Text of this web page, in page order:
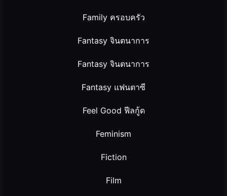
Family ครอบครัว
Fantasy จินตนาการ
Fantasy จินตนาการ
Fantasy แฟนตาซี
Feel Good ฟีลกู้ด
Feminism
Fiction
Film